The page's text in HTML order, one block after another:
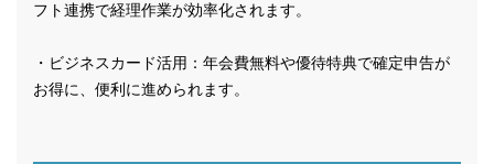
フト連携で経理作業が効率化されます。
・ビジネスカード活用：年会費無料や優待特典で確定申告が
お得に、便利に進められます。